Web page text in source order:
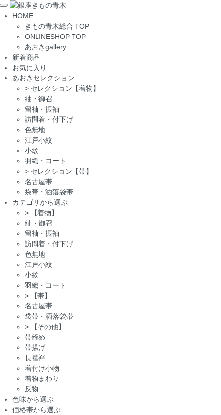
Toggle
navigation
HOME
きもの青木総合 TOP
ONLINESHOP TOP
あおきgallery
新着商品
お気に入り
あおきセレクション
> セレクション【着物】
紬・御召
留袖・振袖
訪問着・付下げ
色無地
江戸小紋
小紋
羽織・コート
> セレクション【帯】
名古屋帯
袋帯・洒落袋帯
カテゴリから選ぶ
>
【着物】
紬・御召
留袖・振袖
訪問着・付下げ
色無地
江戸小紋
小紋
羽織・コート
>
【帯】
名古屋帯
袋帯・洒落袋帯
>
【その他】
帯締め
帯揚げ
長襦袢
着付け小物
着物まわり
反物
色味から選ぶ
価格帯から選ぶ